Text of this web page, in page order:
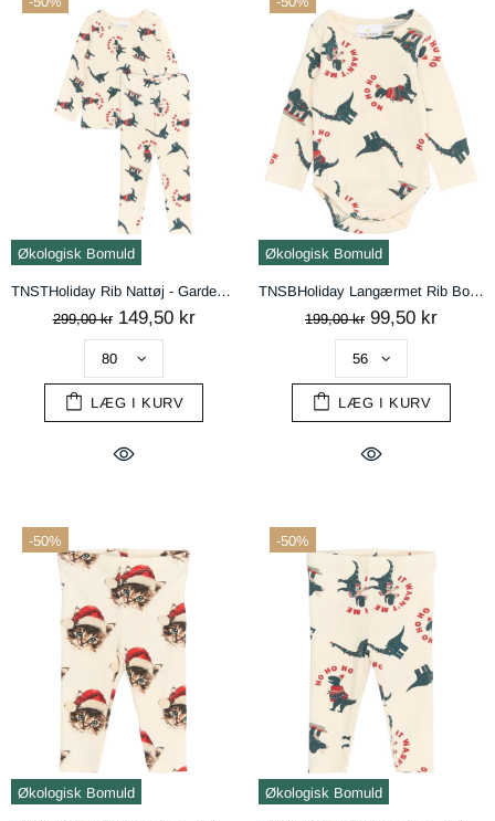
Økologisk Bomuld
TNSTHoliday Rib Nattøj - Gardenia Dino AOP
299,00 kr 149,50 kr
LÆG I KURV
Økologisk Bomuld
TNSBHoliday Langærmet Rib Bodystocking - Gardenia Dino AOP
199,00 kr 99,50 kr
LÆG I KURV
-50%
Økologisk Bomuld
-50%
Økologisk Bomuld